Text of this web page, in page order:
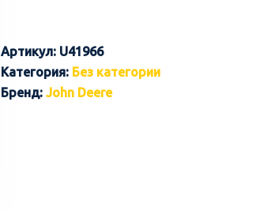
Артикул: U41966
Категория: Без категории
Бренд: John Deere